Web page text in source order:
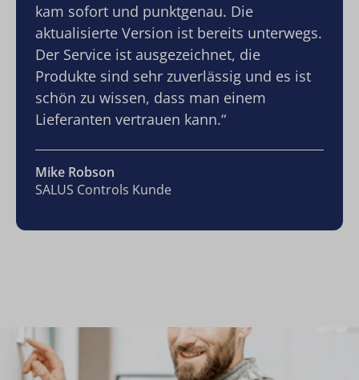
kam sofort und punktgenau. Die
aktualisierte Version ist bereits unterwegs.
Der Service ist ausgezeichnet, die
Produkte sind sehr zuverlässig und es ist
schön zu wissen, dass man einem
Lieferanten vertrauen kann.“
Mike Robson
SALUS Controls Kunde